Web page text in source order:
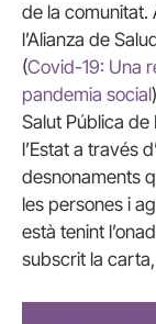
de la comunitat.
l’Alianza de
(Covid-19: Una
pandemia social
Salut Pública
l’Estat a través d’
desnonaments
les persones i
està tenint
subscrit la